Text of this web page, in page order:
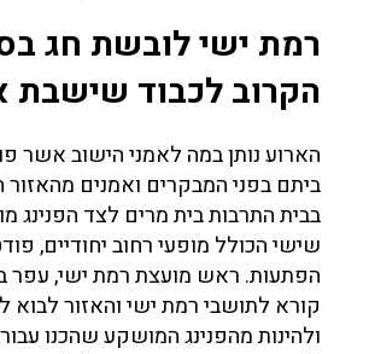
רמת ישי לובשת חג
הקרוב לכבוד שישבת
הארוע נותן במה לאמני הישוב אשר
ביתם בפני המבקרים ואמנים
בבית התרבות בית מרים לצד הפנינג
שישי הכולל מופעי רחוב יחודיים,
הפתעות. ראש מועצת רמת ישי, עפר
קורא לתושבי רמת ישי והאזור לבוא
ולהינות מהפנינג המושקע שהכנו